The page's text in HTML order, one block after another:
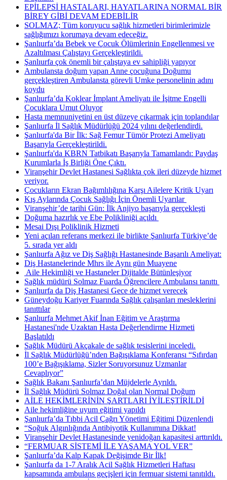
EPİLEPSİ HASTALARI, HAYATLARINA NORMAL BİR
BİREY GİBİ DEVAM EDEBİLİR
SOLMAZ; Tüm koruyucu sağlık hizmetleri birimlerimizle
sağlığımızı korumaya devam edeceğiz.
Şanlıurfa’da Bebek ve Çocuk Ölümlerinin Engellenmesi ve
Azaltılması Çalıştayı Gerçekleştirildi.
Şanlıurfa çok önemli bir çalıştaya ev sahipliği yapıyor
Ambulansta doğum yapan Anne çocuğuna Doğumu
gerçekleştiren Ambulansta görevli Umke personelinin adını
koydu
Şanlıurfa’da Koklear İmplant Ameliyatı ile İşitme Engelli
Çocuklara Umut Oluyor
Hasta memnuniyetini en üst düzeye çıkarmak için toplandılar
Şanlıurfa İl Sağlık Müdürlüğü 2024 yılını değerlendirdi.
Şanlıurfa'da Bir İlk: Sağ Femur Tümör Protezi Ameliyatı
Başarıyla Gerçekleştirildi.
Şanlıurfa'da KBRN Tatbikatı Başarıyla Tamamlandı: Paydaş
Kurumlarla İş Birliği Öne Çıktı.
Viranşehir Devlet Hastanesi Sağlıkta çok ileri düzeyde hizmet
veriyor.
Çocukların Ekran Bağımlılığına Karşı Ailelere Kritik Uyarı
Kış Aylarında Çocuk Sağlığı İçin Önemli Uyarılar ​
Viranşehir’de tarihi Gün: İlk Anjiyo başarıyla gerçekleşti
Doğuma hazırlık ve Ebe Polikliniği açıldı ​
Mesai Dışı Poliklinik Hizmeti
Yeni açılan referans merkezi ile birlikte Şanlıurfa Türkiye’de
5. sırada yer aldı
Şanlıurfa Ağız ve Diş Sağlığı Hastanesinde Başarılı Ameliyat:
Diş Hastanelerinde Mhrs ile Aynı gün Muayene
​ Aile Hekimliği ve Hastaneler Dijitalde Bütünleşiyor
Sağlık müdürü Solmaz Fuarda Öğrencilere Ambulansı tanıttı ​
Şanlıurfa da Diş Hastanesi Gece de hizmet verecek
Güneydoğu Kariyer Fuarında Sağlık çalışanları mesleklerini
tanıttılar
Şanlıurfa Mehmet Akif İnan Eğitim ve Araştırma
Hastanesi'nde Uzaktan Hasta Değerlendirme Hizmeti
Başlatıldı
Sağlık Müdürü Akçakale de sağlık tesislerini inceledi.
İl Sağlık Müdürlüğü’nden Bağışıklama Konferansı “Sıfırdan
100’e Bağışıklama, Sizler Soruyorsunuz Uzmanlar
Cevaplıyor”
Sağlık Bakanı Şanlıurfa’dan Müjdelerle Ayrıldı.
İl Sağlık Müdürü Solmaz Doğal olan Normal Doğum
AİLE HEKİMLERİNİN ŞARTLARI İYİLEŞTİRİLDİ
Aile hekimliğine uyum eğitimi yapıldı
Şanlıurfa’da Tıbbi Acil Çağrı Yönetimi Eğitimi Düzenlendi
“Soğuk Algınlığında Antibiyotik Kullanımına Dikkat!
Viranşehir Devlet Hastanesinde yenidoğan kapasitesi arttırıldı.
“FERMUAR SİSTEMİ İLE YAŞAMA YOL VER”
Şanlıurfa’da Kalp Kapak Değişimde Bir İlk!
Şanlıurfa da 1-7 Aralık Acil Sağlık Hizmetleri Haftası
kapsamında ambulans geçişleri için fermuar sistemi tanıtıldı.